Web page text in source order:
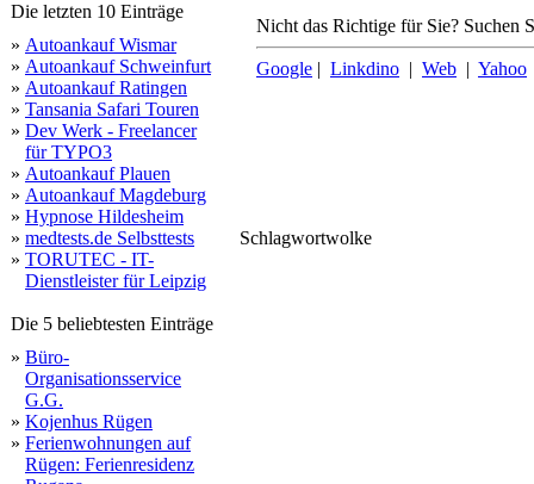
Die letzten 10 Einträge
» Autoankauf Wismar
» Autoankauf Schweinfurt
» Autoankauf Ratingen
» Tansania Safari Touren
» Dev Werk - Freelancer
für TYPO3
» Autoankauf Plauen
» Autoankauf Magdeburg
» Hypnose Hildesheim
» medtests.de Selbsttests
» TORUTEC - IT-
Dienstleister für Leipzig
Die 5 beliebtesten Einträge
» Büro-
Organisationsservice
G.G.
» Kojenhus Rügen
» Ferienwohnungen auf
Rügen: Ferienresidenz
Nicht das Richtige für Sie? Suchen
Google | Linkdino | Web | Yahoo
Schlagwortwolke